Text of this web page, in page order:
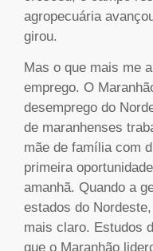
agropecuária
girou.
Mas o que mais me
emprego. O
desemprego do
de maranhenses
mãe de família com
primeira
amanhã. Quando a
estados do
mais claro. Estudos
que o Maranhão